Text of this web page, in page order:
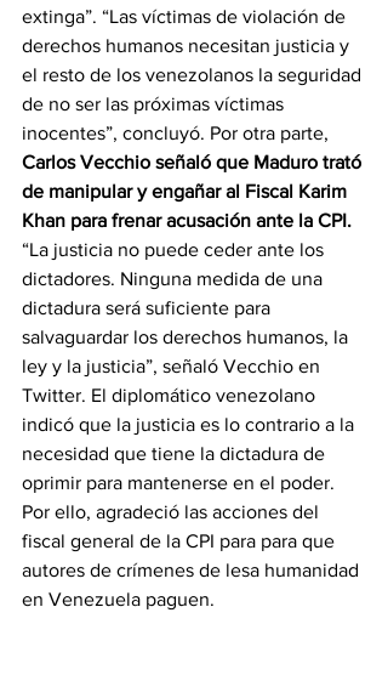
extinga”. “Las víctimas de violación de
derechos humanos necesitan justicia y
el resto de los venezolanos la seguridad
de no ser las próximas víctimas
inocentes”, concluyó. Por otra parte,
Carlos Vecchio señaló que Maduro trató
de manipular y engañar al Fiscal Karim
Khan para frenar acusación ante la CPI.
“La justicia no puede ceder ante los
dictadores. Ninguna medida de una
dictadura será suficiente para
salvaguardar los derechos humanos, la
ley y la justicia”, señaló Vecchio en
Twitter. El diplomático venezolano
indicó que la justicia es lo contrario a la
necesidad que tiene la dictadura de
oprimir para mantenerse en el poder.
Por ello, agradeció las acciones del
fiscal general de la CPI para para que
autores de crímenes de lesa humanidad
en Venezuela paguen.